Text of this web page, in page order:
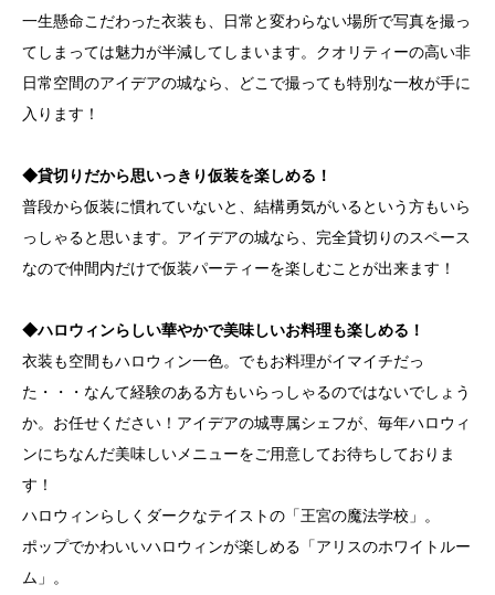
一生懸命こだわった衣装も、日常と変わらない場所で写真を撮っ
てしまっては魅力が半減してしまいます。クオリティーの高い非
日常空間のアイデアの城なら、どこで撮っても特別な一枚が手に
入ります！
◆貸切りだから思いっきり仮装を楽しめる！
普段から仮装に慣れていないと、結構勇気がいるという方もいら
っしゃると思います。アイデアの城なら、完全貸切りのスペース
なので仲間内だけで仮装パーティーを楽しむことが出来ます！
◆ハロウィンらしい華やかで美味しいお料理も楽しめる！
衣装も空間もハロウィン一色。でもお料理がイマイチだっ
た・・・なんて経験のある方もいらっしゃるのではないでしょう
か。お任せください！アイデアの城専属シェフが、毎年ハロウィ
ンにちなんだ美味しいメニューをご用意してお待ちしておりま
す！
ハロウィンらしくダークなテイストの「王宮の魔法学校」。
ポップでかわいいハロウィンが楽しめる「アリスのホワイトルー
ム」。